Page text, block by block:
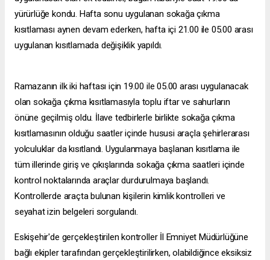
yürürlüğe kondu. Hafta sonu uygulanan sokağa çıkma
kısıtlaması aynen devam ederken, hafta içi 21.00 ile 05.00 arası
uygulanan kısıtlamada değişiklik yapıldı.
Ramazanın ilk iki haftası için 19.00 ile 05.00 arası uygulanacak
olan sokağa çıkma kısıtlamasıyla toplu iftar ve sahurların
önüne geçilmiş oldu. İlave tedbirlerle birlikte sokağa çıkma
kısıtlamasının olduğu saatler içinde hususi araçla şehirlerarası
yolculuklar da kısıtlandı. Uygulanmaya başlanan kısıtlama ile
tüm illerinde giriş ve çıkışlarında sokağa çıkma saatleri içinde
kontrol noktalarında araçlar durdurulmaya başlandı.
Kontrollerde araçta bulunan kişilerin kimlik kontrolleri ve
seyahat izin belgeleri sorgulandı.
Eskişehir'de gerçekleştirilen kontroller İl Emniyet Müdürlüğüne
bağlı ekipler tarafından gerçekleştirilirken, olabildiğince eksiksiz